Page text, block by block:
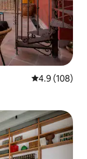
Calificación
4.9 (108)